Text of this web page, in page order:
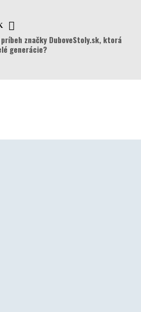
značky DuboveStoly.sk, ktorá
generácie?